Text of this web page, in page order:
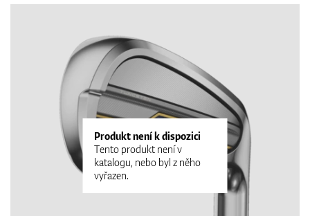
Značky
Golfové hole
Produkt není k dispozici
Tento produkt není v
katalogu, nebo byl z něho
vyřazen.